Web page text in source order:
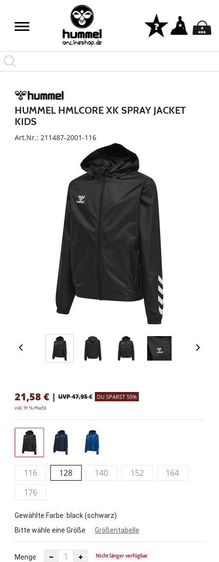
HUMMEL HMLCORE XK SPRAY JACKET
KIDS
Art.Nr.: 211487-2001-116
21,58 € | UVP 47,95 € DU SPARST 55%
inkl. 19 % MwSt.
116 128 140 152
164
176
Gewählte Farbe: black (schwarz)
Bitte wähle eine Größe
Größentabelle
Menge Nicht länger verfügbar